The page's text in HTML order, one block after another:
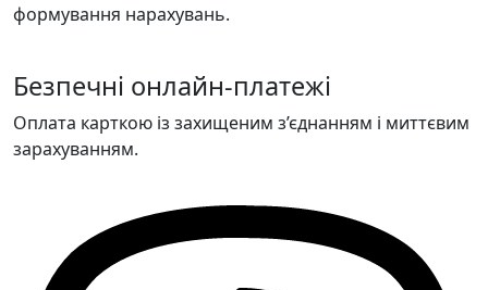
формування нарахувань.
Безпечні онлайн-платежі
Оплата карткою із захищеним з’єднанням і миттєвим
зарахуванням.